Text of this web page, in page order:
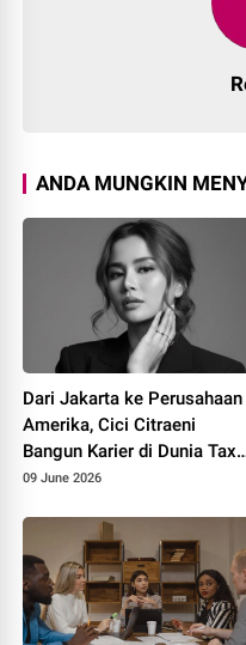
ANDA MUNGKIN
Dari Jakarta ke Perusahaan
Amerika, Cici Citraeni
Bangun Karier di Dunia Tax
Consultant
09 June 2026